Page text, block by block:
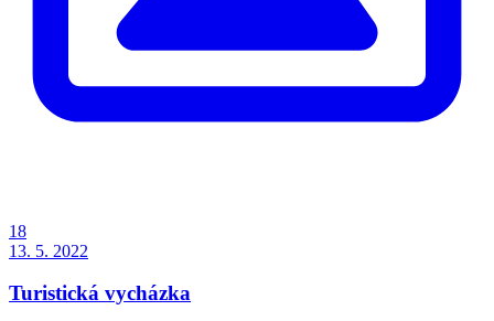
18
13. 5. 2022
Turistická vycházka